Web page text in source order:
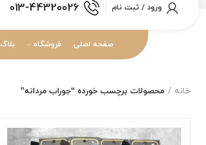
ورود / ثبت نام 013-44320026
صفحه اصلی فروشگاه بلاگ
خانه محصولات برچسب خورده “جوراب مردانه”